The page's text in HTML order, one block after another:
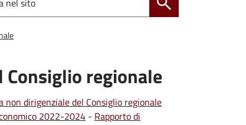
regionale
dirigenziale del Consiglio regionale
2022-2024 - Rapporto di